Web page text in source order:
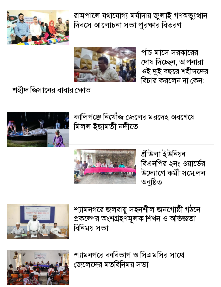
শ্রীউলা ইউনিয়ন
অনুষ্ঠিত
শ্যামনগরে জলবায়ু সহনশীল জনগোষ্ঠী গঠনে
প্রকল্পের অংশগ্রহণমূলক শিখন ও অভিজ্ঞতা
শ্যামনগরে বনবিভাগ ও সিএমসির সাথে
রামপালে যথাযোগ্য মর্যাদায় জুলাই গণঅভ্যুত্থান
দিবসে আলোচনা সভা পুরষ্কার বিতরণ
পাঁচ মাসে সরকারের
দোষ দিচ্ছেন, আপনারা
ওই দুই বছরে শহীদদের
বিচার করলেন না কেন:
শহীদ জিসানের বাবার ক্ষোভ
কালিগঞ্জে নিখোঁজ জেলের মরদেহ অবশেষে
মিলল ইছামতী নদীতে
শ্রীউলা ইউনিয়ন
বিএনপির ২নং ওয়ার্ডের
উদ্যোগে কর্মী সম্মেলন
অনুষ্ঠিত
শ্যামনগরে জলবায়ু সহনশীল জনগোষ্ঠী গঠনে
প্রকল্পের অংশগ্রহণমূলক শিখন ও অভিজ্ঞতা
বিনিময় সভা
শ্যামনগরে বনবিভাগ ও সিএমসির সাথে
জেলেদের মতবিনিময় সভা